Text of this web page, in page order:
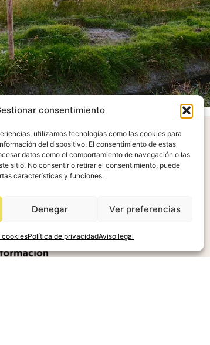
consentimiento
utilizamos tecnologías como las cookies para
del dispositivo. El consentimiento de estas
datos como el comportamiento de navegación o las
sitio. No consentir o retirar el consentimiento, puede
características y funciones.
Denegar Ver preferencias
cookiesPolítica de privacidadAviso legal